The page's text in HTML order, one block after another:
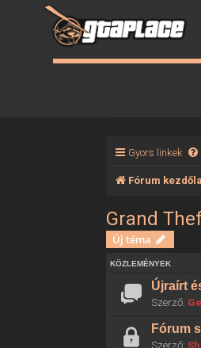
Gyors linkek
Fórum
Grand
Új téma
KÖZLEMÉNYEK
Újraírt
Szerző:
Fórum
Szerző: